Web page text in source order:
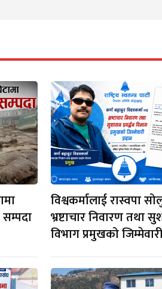
विश्वकर्मालाई रास्वपा
भ्रष्टाचार निवारण तथा
विभाग प्रमुखको जिम्मेवारी